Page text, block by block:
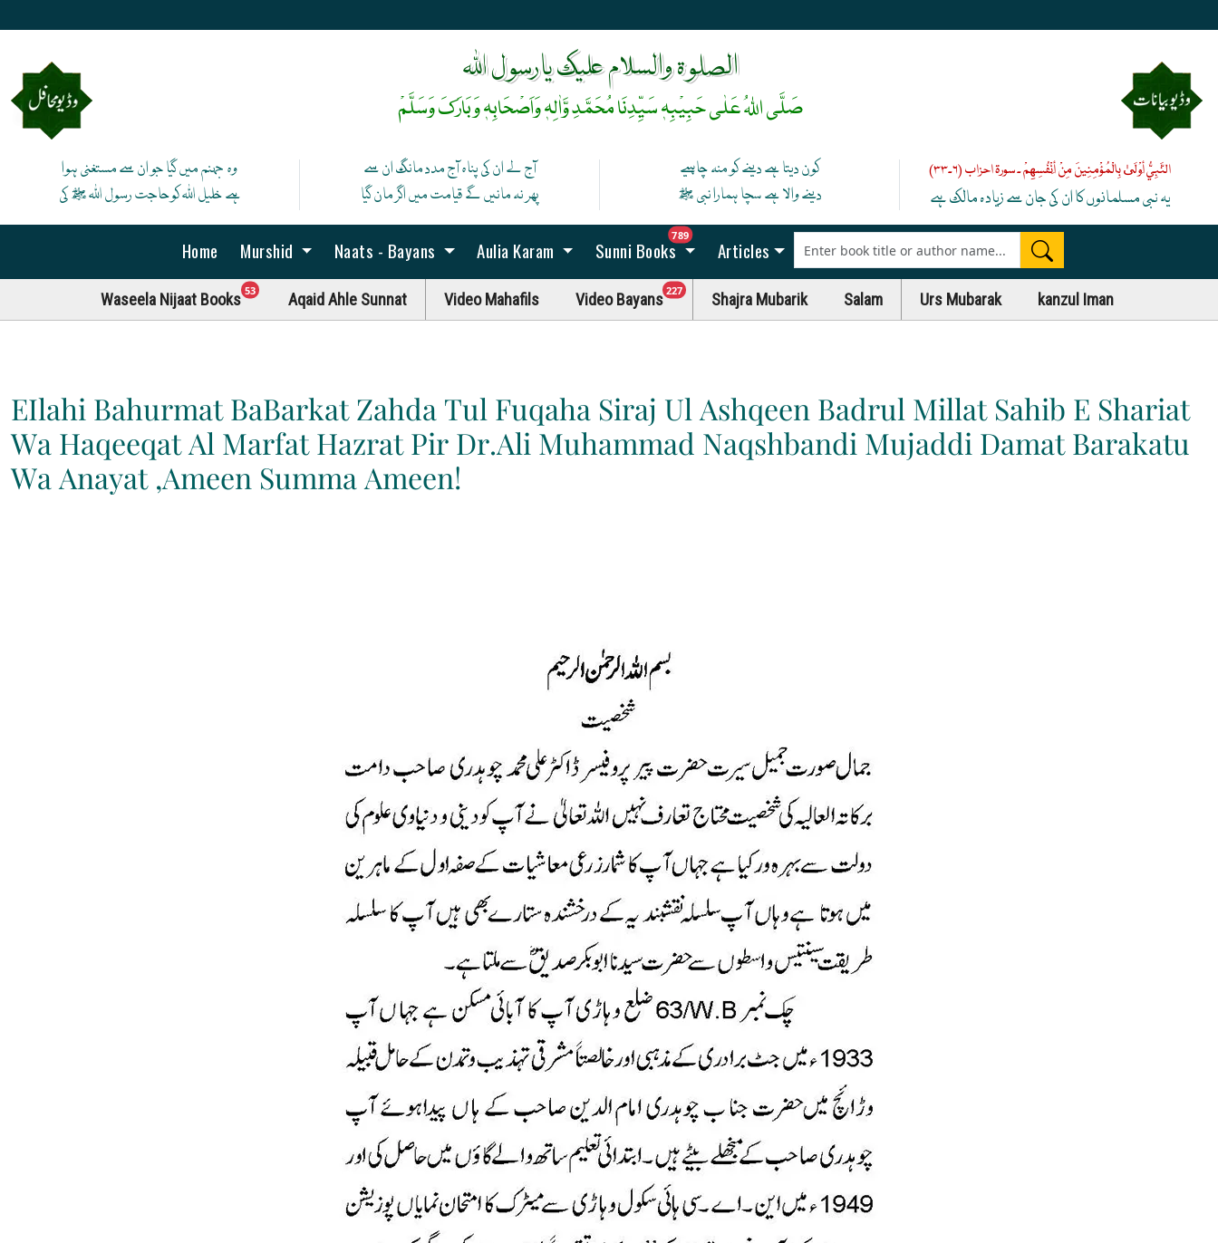
الصلوۃ والسلام علیک یارسول اللہ
صَلَّی اللہُ عَلٰی حَبِیْبِہٖ سَیِّدِنَا مُحَمَّدِ وَّاٰلِہٖ وَاَصْحَابِہٖ وَبَارَکَ وَسَلَّمْ
وہ جہنم میں گیا جو ان سے مستغنی ہوا
ہے خلیل اللہ کوحاجت رسول اللہ ﷺ کی
آج لے ان کی پناہ آج مدد مانگ ان سے
پھر نہ مانیں گے قیامت میں اگر مان گیا
کون دیتا ہے دینے کو منہ چاہیے
دینے والا ہے سچا ہمارا نبی ﷺ
النَّبِيُّ أَوْلَىٰ بِالْمُؤْمِنِينَ مِنْ أَنْفُسِهِمْ ۔ سورۃ احزاب (۶۔۳۳)
یہ نبی مسلمانوں کا ان کی جان سے زیادہ مالک ہے
Home Murshid Naats - Bayans Aulia Karam Sunni Books
789unread messages
Articles
Waseela Nijaat Books 53unread messages
Aqaid Ahle Sunnat Video Mahafils Video Bayans227unread messages
Shajra Mubarik Salam Urs Mubarak kanzul Iman
EIlahi Bahurmat BaBarkat Zahda Tul Fuqaha Siraj Ul Ashqeen Badrul Millat Sahib E Shariat
Wa Haqeeqat Al Marfat Hazrat Pir Dr.Ali Muhammad Naqshbandi Mujaddi Damat Barakatu
Wa Anayat ,Ameen Summa Ameen!